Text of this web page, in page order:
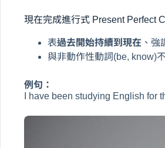
現在完成進行式 Present Perfect
表過去開始持續到現在 、強
與非動作性動詞(be, know)
例句：
I have been studying English for